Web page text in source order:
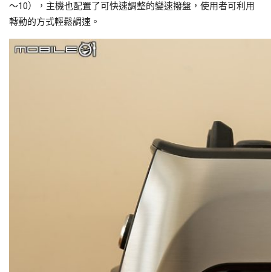
～10），主機也配置了可快速調整的變速撥盤，使用者可利用
轉動的方式輕鬆調速。